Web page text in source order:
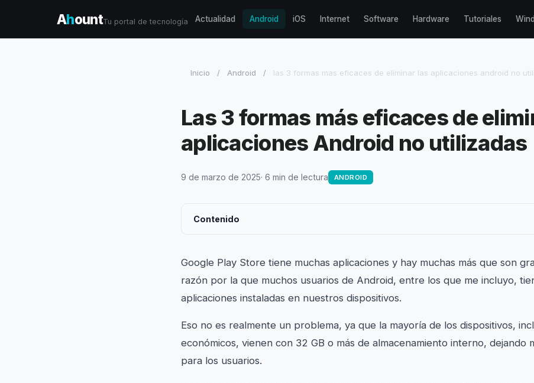
AhountTu portal de tecnología Actualidad Android iOS Internet Software Hardware Tutoriales
Inicio / Android / las 3 formas mas eficaces de eliminar las aplicaciones android no
Las 3 formas más eficaces de
aplicaciones Android no utilizadas
9 de marzo de 2025· 6 min de lectura ANDROID
Contenido
Google Play Store tiene muchas aplicaciones y hay muchas más que son
razón por la que muchos usuarios de Android, entre los que me incluyo,
aplicaciones instaladas en nuestros dispositivos.
Eso no es realmente un problema, ya que la mayoría de los dispositivos,
económicos, vienen con 32 GB o más de almacenamiento interno, dejando
para los usuarios.